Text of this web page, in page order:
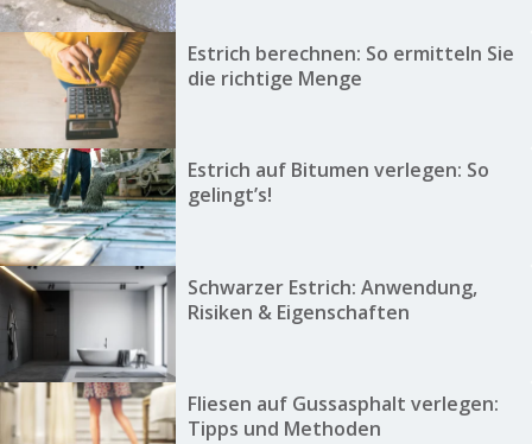
Estrich berechnen: So ermitteln Sie
die richtige Menge
Estrich auf Bitumen verlegen: So
gelingt’s!
Schwarzer Estrich: Anwendung,
Risiken & Eigenschaften
Fliesen auf Gussasphalt verlegen:
Tipps und Methoden